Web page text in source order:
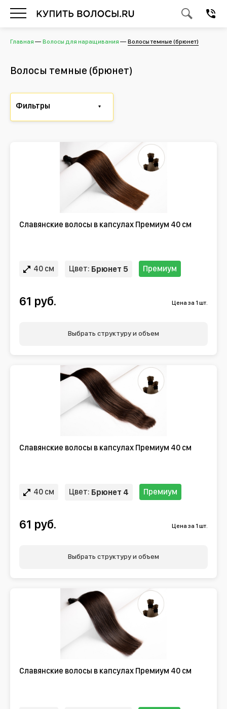
Главная Волосы для наращивания Волосы темные (брюнет)
Волосы темные (брюнет)
Фильтры
Славянские волосы в капсулах Премиум 40 см
40 см Цвет: Брюнет 5 Премиум
61 руб. Цена за 1 шт.
Выбрать структуру и объем
Славянские волосы в капсулах Премиум 40 см
40 см Цвет: Брюнет 4 Премиум
61 руб. Цена за 1 шт.
Выбрать структуру и объем
Славянские волосы в капсулах Премиум 40 см